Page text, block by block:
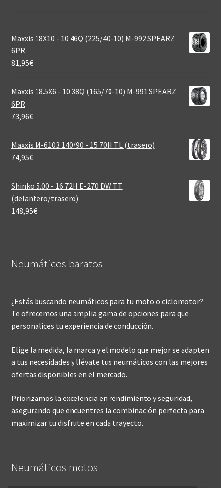
Maxxis 18X10 - 10 46Q (225/40-10) M-992 SPEARZ
6PR
81,95€
Maxxis 18.5X6 - 10 38Q (165/70-10) M-991 SPEARZ
6PR
73,96€
Maxxis M-6103 140/90 - 15 70H TL (trasero)
74,95€
Shinko 5.00 - 16 72H E-270 DW TT
(delantero/trasero)
148,95€
Neumáticos baratos
¿Estás buscando neumáticos para tu moto o ciclomotor?
Te ofrecemos una amplia gama de opciones para que
personalices tu experiencia de conducción.
Elige la medida, la marca y el modelo que mejor se adapten
a tus necesidades y llévate tus neumáticos con las mejores
ofertas disponibles en el mercado.
Priorizamos la excelencia en rendimiento y seguridad,
asegurando que encuentres la combinación perfecta para
maximizar tu disfrute en cada trayecto.
Neumáticos motos